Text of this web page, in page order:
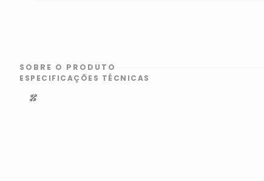
SOBRE O PRODUTO
ESPECIFICAÇÕES TÉCNICAS